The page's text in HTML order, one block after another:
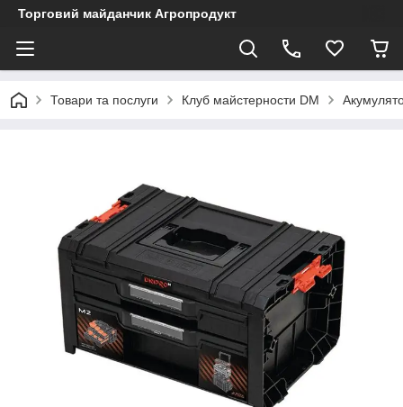
Торговий майданчик Агропродукт
Товари та послуги Клуб майстерности DM